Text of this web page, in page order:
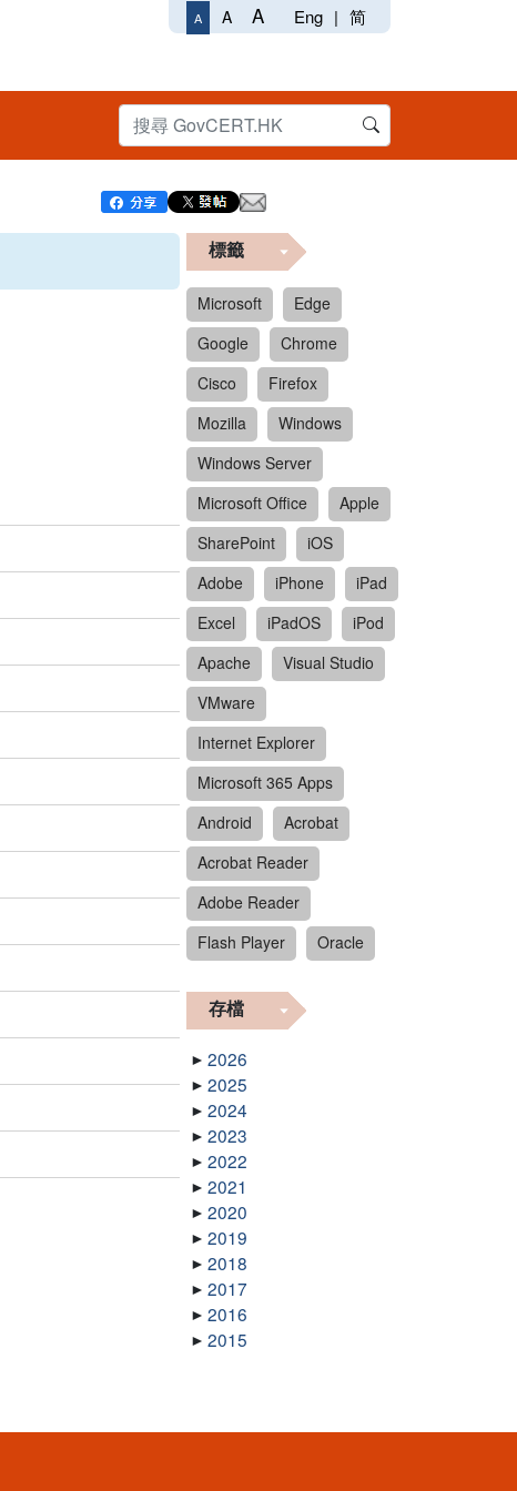
A A A Eng | 简
標籤
Microsoft
Edge
Google
Chrome
Cisco
Firefox
Mozilla
Windows
Windows Server
Microsoft Office
Apple
SharePoint
iOS
Adobe
iPhone
iPad
Excel
iPadOS
iPod
Apache
Visual Studio
VMware
Internet Explorer
Microsoft 365 Apps
Android
Acrobat
Acrobat Reader
Adobe Reader
Flash Player
Oracle
存檔
2026
2025
2024
2023
2022
2021
2020
2019
2018
2017
2016
2015